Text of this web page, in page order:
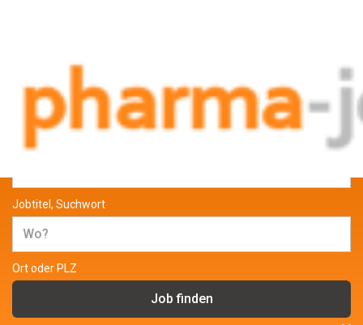
Jobs und Stellenangebote aus der
Pharmabranche
Jobtitel, Suchwort
Ort oder PLZ